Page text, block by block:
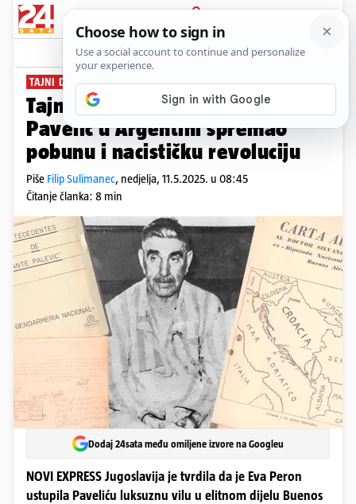
PRIJAVA
News Komentari
TAJNI DOKUMENTI PLUS+
Tajni dokumenti: Kako je Ante
Pavelić u Argentini spremao
pobunu i nacističku revoluciju
Piše Filip Sulimanec, nedjelja, 11.5.2025. u 08:45
Čitanje članka: 8 min
Dodaj 24sata među omiljene izvore na Googleu
NOVI EXPRESS Jugoslavija je tvrdila da je Eva Peron
ustupila Paveliću luksuznu vilu u elitnom dijelu Buenos